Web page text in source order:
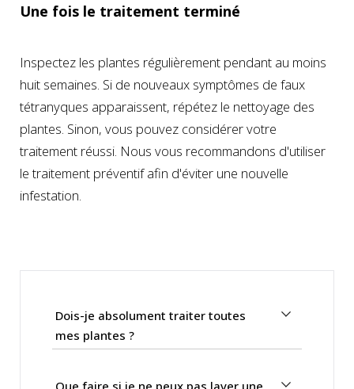
Une fois le traitement terminé
Inspectez les plantes régulièrement pendant au moins
huit semaines. Si de nouveaux symptômes de faux
tétranyques apparaissent, répétez le nettoyage des
plantes. Sinon, vous pouvez considérer votre
traitement réussi. Nous vous recommandons d'utiliser
le traitement préventif afin d'éviter une nouvelle
infestation.
Dois-je absolument traiter toutes
mes plantes ?
Que faire si je ne peux pas laver une